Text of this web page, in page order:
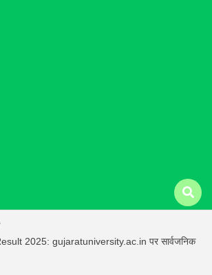
2025: gujaratuniversity.ac.in पर सार्वजनिक